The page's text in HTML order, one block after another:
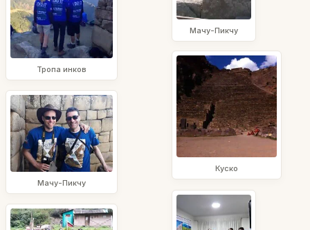
Тропа инков
Мачу-Пикчу
Мачу-Пикчу
Куско